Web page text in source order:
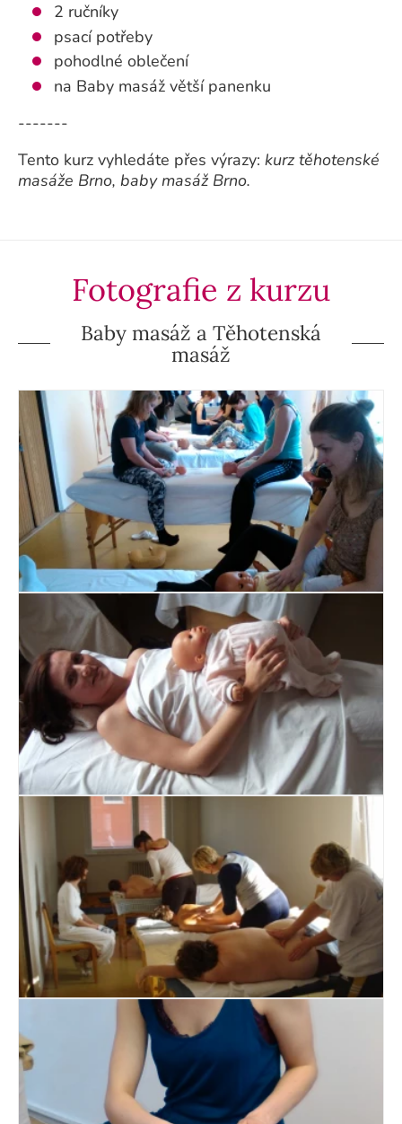
2 ručníky
psací potřeby
pohodlné oblečení
na Baby masáž větší panenku
-------
Tento kurz vyhledáte přes výrazy: kurz těhotenské
masáže Brno, baby masáž Brno.
Fotografie z kurzu
Baby masáž a Těhotenská
masáž